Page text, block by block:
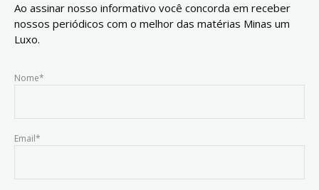
Ao assinar nosso informativo você concorda em receber
nossos periódicos com o melhor das matérias Minas um
Luxo.
Nome*
Email*